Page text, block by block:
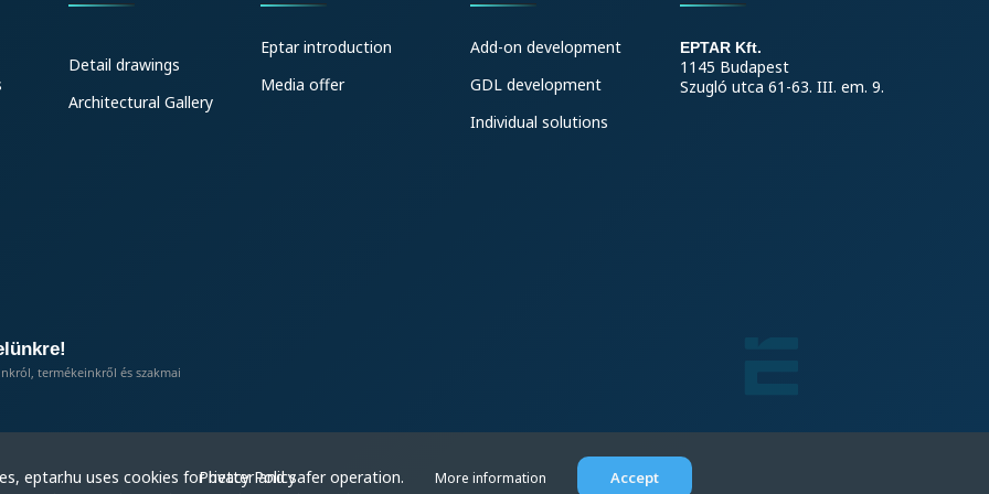
Detail drawings
Architectural Gallery
Eptar introduction
Media offer
Add-on development
GDL development
Individual solutions
EPTAR Kft.
1145 Budapest
Szugló utca 61-63. III. em. 9.
termékeinkről és szakmai
Privacy Policy
eptar.hu uses cookies for better and safer operation. More information Accept